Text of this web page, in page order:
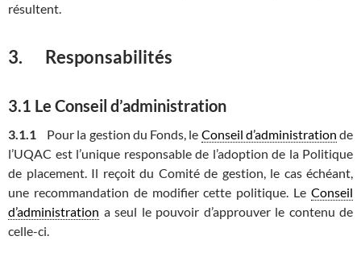
résultent.
3. Responsabilités
3.1 Le Conseil d’administration
3.1.1 Pour la gestion du Fonds, le Conseil d’administration de
l’UQAC est l’unique responsable de l’adoption de la Politique
de placement. Il reçoit du Comité de gestion, le cas échéant,
une recommandation de modifier cette politique. Le Conseil
d’administration a seul le pouvoir d’approuver le contenu de
celle-ci.